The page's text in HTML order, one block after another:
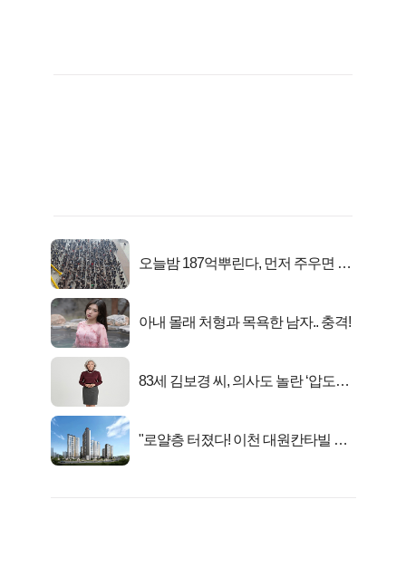
오늘밤 187억뿌린다, 먼저 주우면 최
아내 몰래 처형과 목욕한 남자.. 충격!
83세 김보경 씨, 의사도 놀란 ‘압도적
"로얄층 터졌다! 이천 대원칸타빌 잔